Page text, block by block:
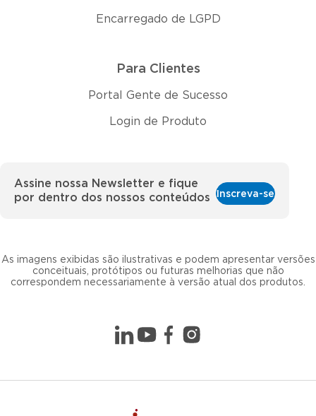
Encarregado de LGPD
Para Clientes
Portal Gente de Sucesso
Login de Produto
As imagens exibidas são ilustrativas e podem apresentar versões
conceituais, protótipos ou futuras melhorias que não
correspondem necessariamente à versão atual dos produtos.
Assine nossa Newsletter e fique
por dentro dos nossos conteúdos
Inscreva-se